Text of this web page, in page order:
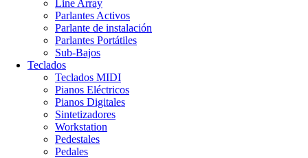
Line Array
Parlantes Activos
Parlante de instalación
Parlantes Portátiles
Sub-Bajos
Teclados
Teclados MIDI
Pianos Eléctricos
Pianos Digitales
Sintetizadores
Workstation
Pedestales
Pedales